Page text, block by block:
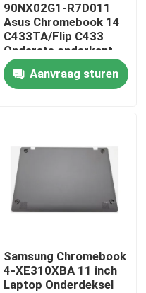
LCD
LCD
90NX02G1-R7D011
Asus Chromebook 14
C433TA/Flip C433
Onderste onderkant
Aanvraag sturen
Samsung Chromebook
4-XE310XBA 11 inch
Laptop Onderdeksel